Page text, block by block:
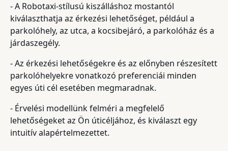
- A Robotaxi-stílusú kiszálláshoz mostantól
kiválaszthatja az érkezési lehetőséget, például a
parkolóhely, az utca, a kocsibejáró, a parkolóház és a
járdaszegély.
- Az érkezési lehetőségekre és az előnyben részesített
parkolóhelyekre vonatkozó preferenciái minden
egyes úti cél esetében megmaradnak.
- Érvelési modellünk felméri a megfelelő
lehetőségeket az Ön úticéljához, és kiválaszt egy
intuitív alapértelmezettet.